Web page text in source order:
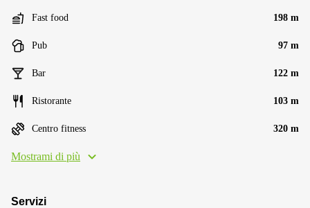
Fast food 198 m
Pub 97 m
Bar 122 m
Ristorante 103 m
Centro fitness 320 m
Mostrami di più
Servizi